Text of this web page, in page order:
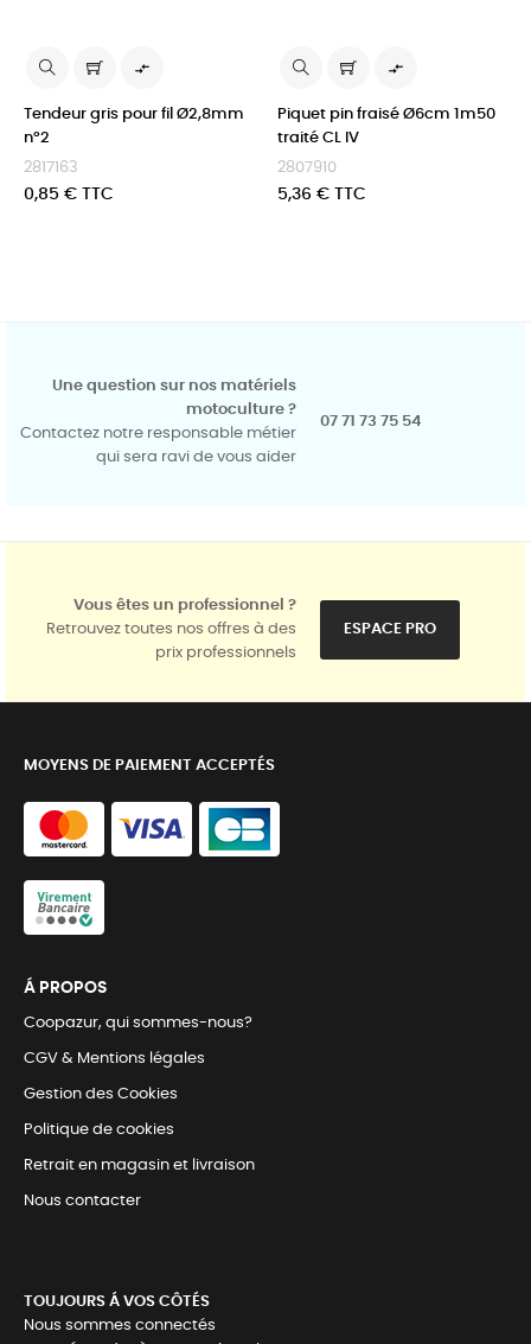

Tendeur gris pour fil Ø2,8mm
n°2
2817163
Prix
0,85 € TTC

Piquet pin fraisé Ø6cm 1m50
traité CL IV
2807910
Prix
5,36 € TTC
Une question sur nos matériels
motoculture ?
Contactez notre responsable métier
qui sera ravi de vous aider
07 71 73 75 54
Vous êtes un professionnel ?
Retrouvez toutes nos offres à des
prix professionnels
ESPACE PRO
MOYENS DE PAIEMENT ACCEPTÉS
Á PROPOS
Coopazur, qui sommes-nous?
CGV & Mentions légales
Gestion des Cookies
Politique de cookies
Retrait en magasin et livraison
Nous contacter
TOUJOURS Á VOS CÔTÉS
Nous sommes connectés